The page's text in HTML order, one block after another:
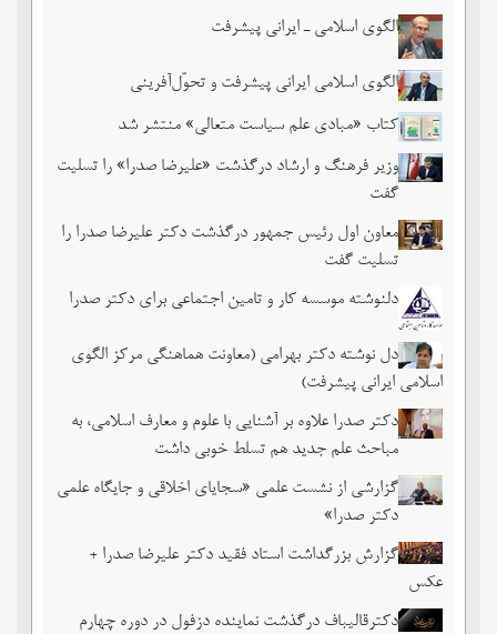
الگوی اسلامی ـ ایرانی پیشرفت
الگوی اسلامی ایرانی پیشرفت و تحوّل‌آفرینی
کتاب «مبادی علم سیاست متعالی» منتشر شد
وزیر فرهنگ و ارشاد درگذشت «علیرضا صدرا» را تسلیت
گفت
معاون اول رئیس جمهور درگذشت دکتر علیرضا صدرا را
تسلیت گفت
دلنوشته موسسه کار و تامین اجتماعی برای دکتر صدرا
دل نوشته دکتر بهرامی (معاونت هماهنگی مرکز الگوی
اسلامی ایرانی پیشرفت)
دکتر صدرا علاوه بر آشنایی با علوم و معارف اسلامی، به
مباحث علم جدید هم تسلط خوبی داشت
گزارشی از نشست علمی «سجایای اخلاقی و جایگاه علمی
دکتر صدرا»
گزارش بزرگداشت استاد فقید دکتر علیرضا صدرا +
عکس
دکترقالیباف درگذشت نماینده دزفول در دوره چهارم